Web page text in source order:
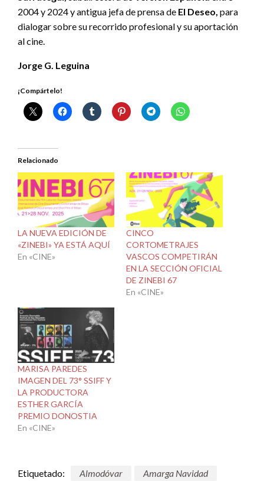
2004 y 2024 y antigua jefa de prensa de El Deseo, para
dialogar sobre su recorrido profesional y su aportación
al cine.
Jorge G. Leguina
¡Compártelo!
Relacionado
LA NUEVA EDICIÓN DE
«ZINEBI» YA ESTÁ AQUÍ
En «CINE»
CINCO
CORTOMETRAJES
VASCOS COMPETIRÁN
EN LA SECCIÓN OFICIAL
DE ZINEBI 67
En «CINE»
MARISA PAREDES
IMAGEN DEL 73° SSIFF Y
LA PRODUCTORA
ESTHER GARCÍA
PREMIO DONOSTIA
En «CINE»
Etiquetado: Almodóvar
Amarga Navidad